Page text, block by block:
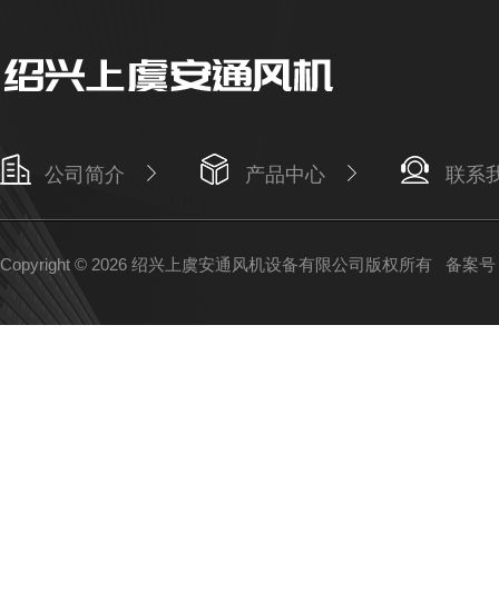
公司简介 产品中心 联系
Copyright © 2026 绍兴上虞安通风机设备有限公司版权所有 备案号